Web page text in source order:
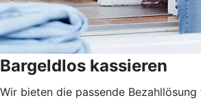
Bargeldlos kassieren
Wir bieten die passende